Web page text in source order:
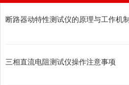
断路器动特性测试仪的原理与工作机制
三相直流电阻测试仪操作注意事项